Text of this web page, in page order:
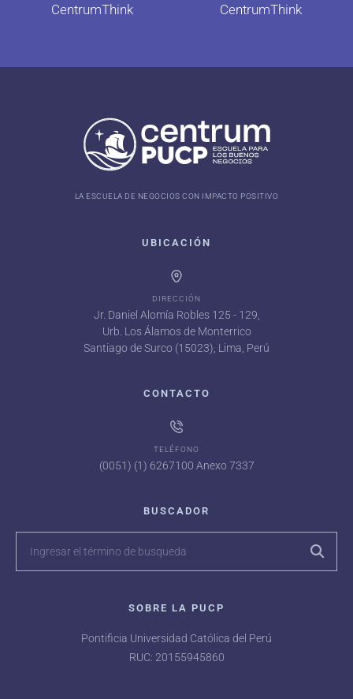
CentrumThink CentrumThink
LA ESCUELA DE NEGOCIOS CON IMPACTO POSITIVO
UBICACIÓN
DIRECCIÓN
Jr. Daniel Alomía Robles 125 - 129,
Urb. Los Álamos de Monterrico
Santiago de Surco (15023), Lima, Perú
CONTACTO
TELÉFONO
(0051) (1) 6267100 Anexo 7337
BUSCADOR
SOBRE LA PUCP
Pontificia Universidad Católica del Perú
RUC: 20155945860